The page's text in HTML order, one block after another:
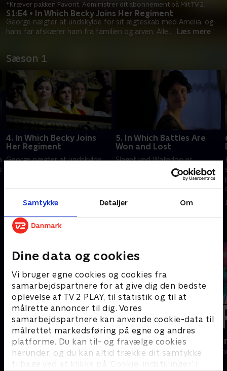
Samtykke Detaljer Om
Dine data og cookies
Vi bruger egne cookies og cookies fra
samarbejdspartnere for at give dig den bedste
oplevelse af TV 2 PLAY, til statistik og til at
målrette annoncer til dig. Vores
samarbejdspartnere kan anvende cookie-data til
målrettet markedsføring på egne og andres
platforme. Du kan til- og fravælge cookies
herunder, og du kan altid trække dit samtykke
tilbage ved at klikke på ’Cookie-indstillinger’ i
S1:E4 • In Which Becky Joins Her Regiment
George nægter at undskylde for sit ægteskab med Amelia, og
hans far afskærer ham fra familien og arven. Alle... Læs mere
*Kræver pakken Favorit. Administrer dit abonnement på Mit TV 2.
Sæson 1
4. In Which Becky Joins
Her Regiment
George nægter at undskylde
familien og arven. Alle vennerne
1. maj 2023 • 47 min
5. In Which Battles Are
Won and Lost
Slaget ved Waterloo er
undervejs, og George er midt i
det. Becky ser en mulighed for
at tjene på krigen ved at sælge
kujonagtige Jos.
1. maj 2023 • 47 min
Andre så også
Brilliant Minds
Drama • 1 sæsoner
Happy
Drama • 1